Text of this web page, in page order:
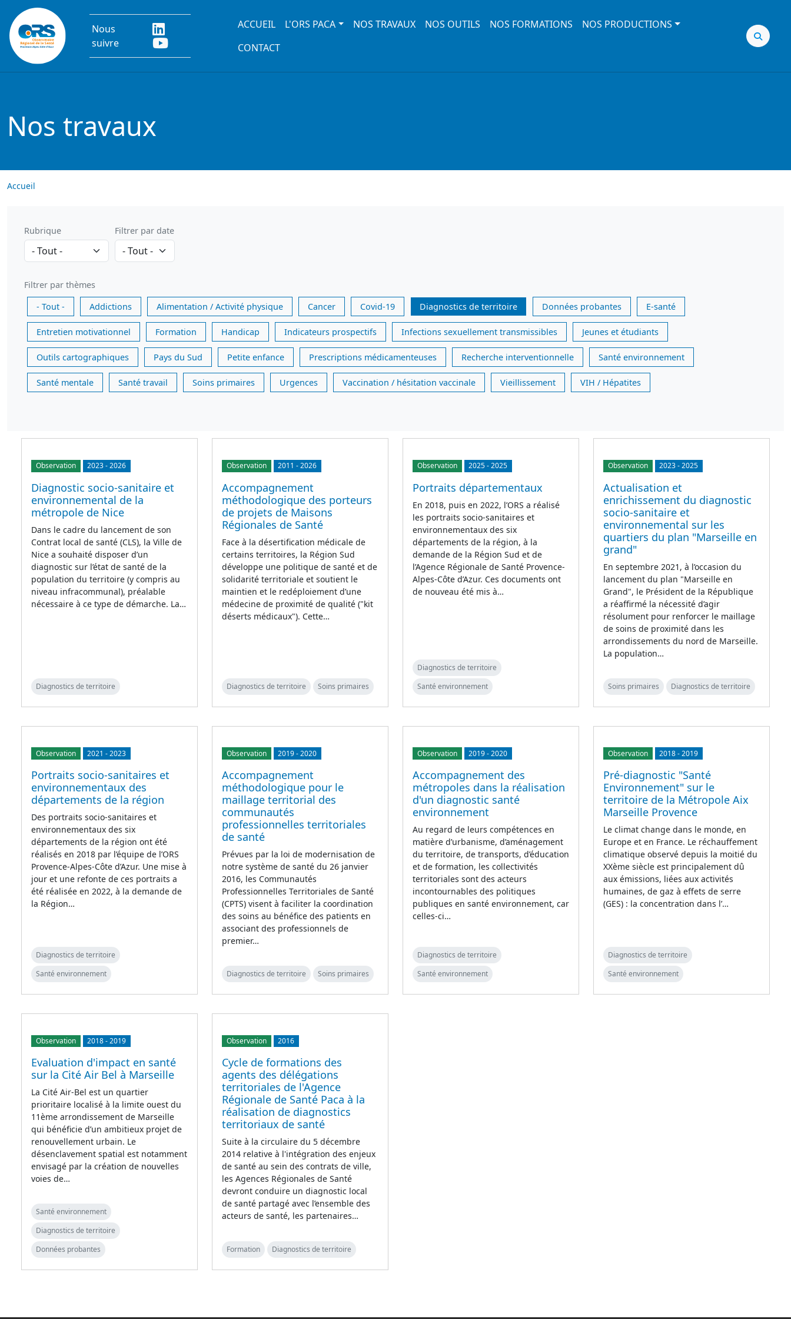
Aller au contenu principal
Nous
suivre
Main navigation
ACCUEIL L'ORS PACA NOS TRAVAUX NOS OUTILS NOS FORMATIONS
NOS PRODUCTIONS
CONTACT
Nos travaux
Accueil
Rubrique Filtrer par date
Filtrer par thèmes
- Tout -
Addictions Alimentation / Activité physique Cancer Covid-19 Diagnostics de territoire Données probantes E-santé
Entretien motivationnel Formation Handicap Indicateurs prospectifs Infections sexuellement transmissibles Jeunes et étudiants
Outils cartographiques Pays du Sud Petite enfance Prescriptions médicamenteuses Recherche interventionnelle Santé environnement
Santé mentale Santé travail Soins primaires Urgences Vaccination / hésitation vaccinale Vieillissement VIH / Hépatites
Observation 2023-2026
Diagnostic socio-sanitaire et
environnemental de la
métropole de Nice
Dans le cadre du lancement de son
Contrat local de santé (CLS), la Ville de
Nice a souhaité disposer d’un
diagnostic sur l’état de santé de la
population du territoire (y compris au
niveau infracommunal), préalable
nécessaire à ce type de démarche. La…
Diagnostics de territoire
Observation 2011 -2026
Accompagnement
méthodologique des porteurs
de projets de Maisons
Régionales de Santé
Face à la désertification médicale de
certains territoires, la Région Sud
développe une politique de santé et de
solidarité territoriale et soutient le
maintien et le redéploiement d’une
médecine de proximité de qualité ("kit
déserts médicaux"). Cette…
Diagnostics de territoire Soins primaires
Observation 2025-2025
Portraits départementaux
En 2018, puis en 2022, l’ORS a réalisé
les portraits socio-sanitaires et
environnementaux des six
départements de la région, à la
demande de la Région Sud et de
l’Agence Régionale de Santé Provence-
Alpes-Côte d’Azur. Ces documents ont
de nouveau été mis à…
Diagnostics de territoire
Santé environnement
Observation 2023-2025
Actualisation et
enrichissement du diagnostic
socio-sanitaire et
environnemental sur les
quartiers du plan "Marseille en
grand"
En septembre 2021, à l’occasion du
lancement du plan "Marseille en
Grand", le Président de la République
a réaffirmé la nécessité d’agir
résolument pour renforcer le maillage
de soins de proximité dans les
arrondissements du nord de Marseille.
La population…
Soins primaires Diagnostics de territoire
Observation 2021 -2023
Portraits socio-sanitaires et
environnementaux des
départements de la région
Des portraits socio-sanitaires et
environnementaux des six
départements de la région ont été
réalisés en 2018 par l’équipe de l’ORS
Provence-Alpes-Côte d’Azur. Une mise à
jour et une refonte de ces portraits a
été réalisée en 2022, à la demande de
la Région…
Diagnostics de territoire
Santé environnement
Observation 2019-2020
Accompagnement
méthodologique pour le
maillage territorial des
communautés
professionnelles territoriales
de santé
Prévues par la loi de modernisation de
notre système de santé du 26 janvier
2016, les Communautés
Professionnelles Territoriales de Santé
(CPTS) visent à faciliter la coordination
des soins au bénéfice des patients en
associant des professionnels de
premier…
Diagnostics de territoire Soins primaires
Observation 2019-2020
Accompagnement des
métropoles dans la réalisation
d'un diagnostic santé
environnement
Au regard de leurs compétences en
matière d’urbanisme, d’aménagement
du territoire, de transports, d’éducation
et de formation, les collectivités
territoriales sont des acteurs
incontournables des politiques
publiques en santé environnement, car
celles-ci…
Diagnostics de territoire
Santé environnement
Observation 2018-2019
Pré-diagnostic "Santé
Environnement" sur le
territoire de la Métropole Aix
Marseille Provence
Le climat change dans le monde, en
Europe et en France. Le réchauffement
climatique observé depuis la moitié du
XXème siècle est principalement dû
aux émissions, liées aux activités
humaines, de gaz à effets de serre
(GES) : la concentration dans l’…
Diagnostics de territoire
Santé environnement
Observation 2018-2019
Evaluation d'impact en santé
sur la Cité Air Bel à Marseille
La Cité Air-Bel est un quartier
prioritaire localisé à la limite ouest du
11ème arrondissement de Marseille
qui bénéficie d’un ambitieux projet de
renouvellement urbain. Le
désenclavement spatial est notamment
envisagé par la création de nouvelles
voies de…
Santé environnement
Diagnostics de territoire
Données probantes
Observation 2016
Cycle de formations des
agents des délégations
territoriales de l'Agence
Régionale de Santé Paca à la
réalisation de diagnostics
territoriaux de santé
Suite à la circulaire du 5 décembre
2014 relative à l'intégration des enjeux
de santé au sein des contrats de ville,
les Agences Régionales de Santé
devront conduire un diagnostic local
de santé partagé avec l’ensemble des
acteurs de santé, les partenaires…
Formation Diagnostics de territoire